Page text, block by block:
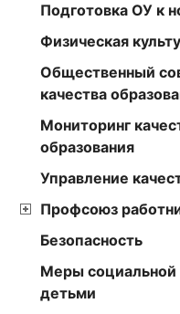
Подготовка ОУ к
Физическая
Общественный
качества
Мониторинг
образования
Управление
Профсоюз
Безопасность
Меры
детьми